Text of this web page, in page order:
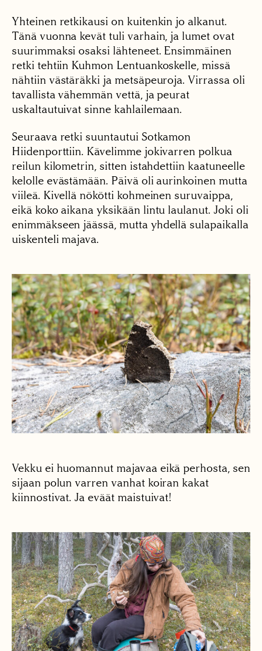
Yhteinen retkikausi on kuitenkin jo alkanut.
Tänä vuonna kevät tuli varhain, ja lumet ovat
suurimmaksi osaksi lähteneet. Ensimmäinen
retki tehtiin Kuhmon Lentuankoskelle, missä
nähtiin västäräkki ja metsäpeuroja. Virrassa oli
tavallista vähemmän vettä, ja peurat
uskaltautuivat sinne kahlailemaan.
Seuraava retki suuntautui Sotkamon
Hiidenporttiin. Kävelimme jokivarren polkua
reilun kilometrin, sitten istahdettiin kaatuneelle
kelolle evästämään. Päivä oli aurinkoinen mutta
viileä. Kivellä nökötti kohmeinen suruvaippa,
eikä koko aikana yksikään lintu laulanut. Joki oli
enimmäkseen jäässä, mutta yhdellä sulapaikalla
uiskenteli majava.
Vekku ei huomannut majavaa eikä perhosta, sen
sijaan polun varren vanhat koiran kakat
kiinnostivat. Ja eväät maistuivat!